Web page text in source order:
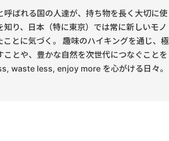
呼ばれる国の人達が、持ち物を長く大切に使
り、日本（特に東京）では常に新しいモノ
とに気づく。 趣味のハイキングを通じ、極
とや、豊かな自然を次世代につなぐことを
waste less, enjoy more を心がける日々。